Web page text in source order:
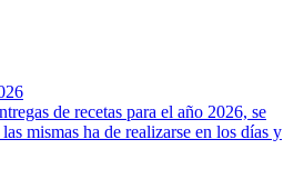
de recetas para el año 2026, se
mismas ha de realizarse en los días y